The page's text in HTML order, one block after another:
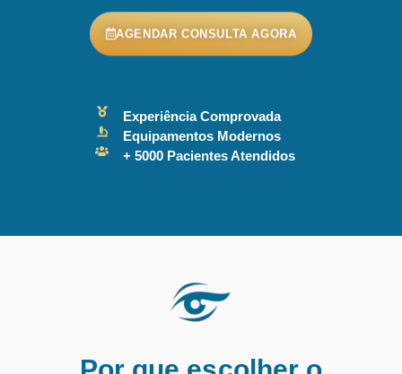
AGENDAR CONSULTA AGORA
Experiência Comprovada
Equipamentos Modernos
+ 5000 Pacientes Atendidos